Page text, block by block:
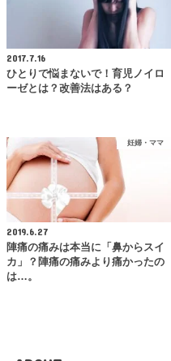
2017.7.16
ひとりで悩まないで！育児ノイロ
ーゼとは？改善法はある？
妊婦・ママ
2019.6.27
陣痛の痛みは本当に「鼻からスイ
カ」？陣痛の痛みより痛かったの
は…。